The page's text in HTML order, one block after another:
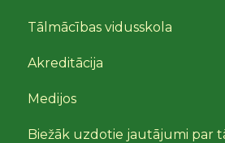
Tālmācības vidusskola
Akreditācija
Medijos
Biežāk uzdotie jautājumi par